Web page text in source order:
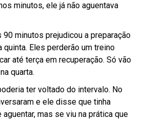
minutos, ele já não aguentava
90 minutos prejudicou a preparação
quinta. Eles perderão um treino
até terça em recuperação. Só vão
quarta.
ter voltado do intervalo. No
e ele disse que tinha
mas se viu na prática que